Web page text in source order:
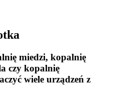
miedzi, kopalnię
czy kopalnię
wiele urządzeń z